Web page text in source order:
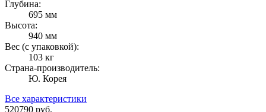
Глубина:
695 мм
Высота:
940 мм
Вес (с упаковкой):
103 кг
Страна-производитель:
Ю. Корея
Все характеристики
520790 руб.